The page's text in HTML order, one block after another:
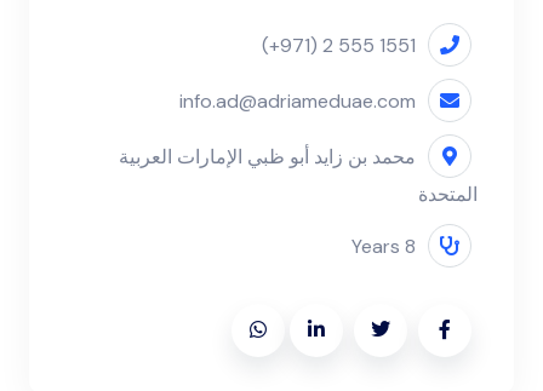
(+971) 2 555 1551
info.ad@adriameduae.com
محمد بن زايد أبو ظبي الإمارات العربية
المتحدة
8 Years